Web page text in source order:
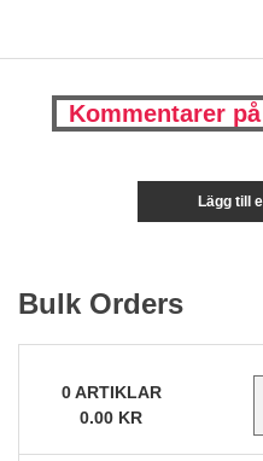
Kommentarer
Lägg till
Bulk Orders
0ARTIKLAR
0.00 KR